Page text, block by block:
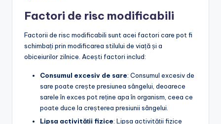
Factori de risc modificabili
Factorii de risc modificabili sunt acei factori care pot fi
schimbați prin modificarea stilului de viață și a
obiceiurilor zilnice. Acești factori includ:
Consumul excesiv de sare: Consumul excesiv de
sare poate crește presiunea sângelui, deoarece
sarele în exces pot reține apa în organism, ceea ce
poate duce la creșterea presiunii sângelui.
Lipsa activității fizice: Lipsa activității fizice